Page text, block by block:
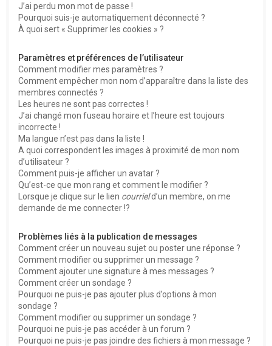
J’ai perdu mon mot de passe !
Pourquoi suis-je automatiquement déconnecté ?
À quoi sert « Supprimer les cookies » ?
Paramètres et préférences de l’utilisateur
Comment modifier mes paramètres ?
Comment empêcher mon nom d’apparaître dans la liste des
membres connectés ?
Les heures ne sont pas correctes !
J’ai changé mon fuseau horaire et l’heure est toujours
incorrecte !
Ma langue n’est pas dans la liste !
A quoi correspondent les images à proximité de mon nom
d’utilisateur ?
Comment puis-je afficher un avatar ?
Qu’est-ce que mon rang et comment le modifier ?
Lorsque je clique sur le lien courrield’un membre, on me
demande de me connecter !?
Problèmes liés à la publication de messages
Comment créer un nouveau sujet ou poster une réponse ?
Comment modifier ou supprimer un message ?
Comment ajouter une signature à mes messages ?
Comment créer un sondage ?
Pourquoi ne puis-je pas ajouter plus d’options à mon
sondage ?
Comment modifier ou supprimer un sondage ?
Pourquoi ne puis-je pas accéder à un forum ?
Pourquoi ne puis-je pas joindre des fichiers à mon message ?